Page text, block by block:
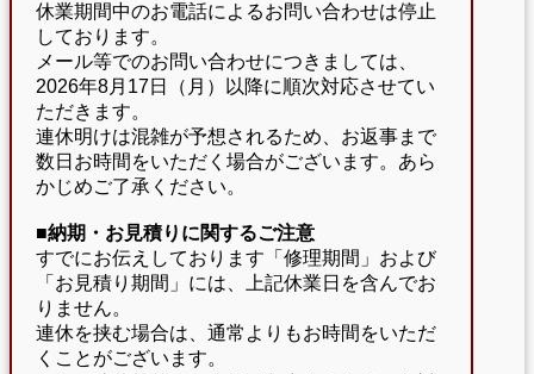
休業期間中のお電話によるお問い合わせは停止
しております。
メール等でのお問い合わせにつきましては、
2026年8月17日（月）以降に順次対応させてい
ただきます。
連休明けは混雑が予想されるため、お返事まで
数日お時間をいただく場合がございます。あら
かじめご了承ください。
■納期・お見積りに関するご注意
すでにお伝えしております「修理期間」および
「お見積り期間」には、上記休業日を含んでお
りません。
連休を挟む場合は、通常よりもお時間をいただ
くことがございます。